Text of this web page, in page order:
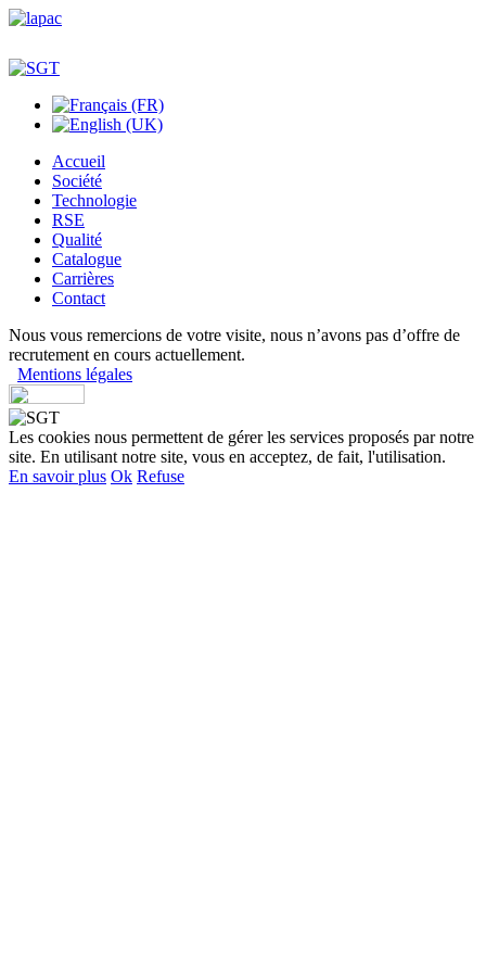
Accueil
Société
Technologie
RSE
Qualité
Catalogue
Carrières
Contact
Nous vous remercions de votre visite, nous n’avons pas d’offre de
recrutement en cours actuellement.
Mentions légales
Les cookies nous permettent de gérer les services proposés par notre
site. En utilisant notre site, vous en acceptez, de fait, l'utilisation.
En savoir plus Ok Refuse